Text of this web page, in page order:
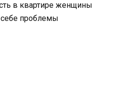
в квартире женщины
себе проблемы